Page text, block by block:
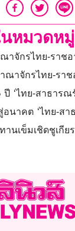
หมวดหมู่
าจักรไทย-ราชอ
ณาจักรไทย-รา
‘ไทย-สาธารณ
นาคต ‘ไทย-สาธ
านเข็มเชิดชูเกี